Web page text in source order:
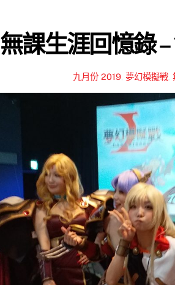
無課生涯回憶錄
九月份 2019 ,夢幻模擬戰 ,